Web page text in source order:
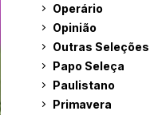
Operário
Opinião
Outras Seleções
Papo Seleça
Paulistano
Primavera